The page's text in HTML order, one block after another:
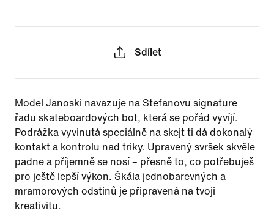
Sdílet
Model Janoski navazuje na Stefanovu signature
řadu skateboardových bot, která se pořád vyvíjí.
Podrážka vyvinutá speciálně na skejt ti dá dokonalý
kontakt a kontrolu nad triky. Upravený svršek skvěle
padne a příjemně se nosí – přesně to, co potřebuješ
pro ještě lepší výkon. Škála jednobarevných a
mramorových odstínů je připravená na tvoji
kreativitu.